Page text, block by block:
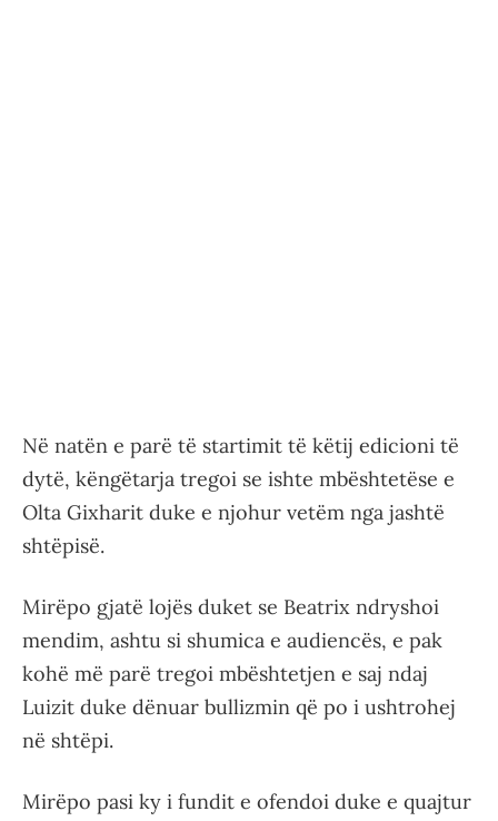
Në natën e parë të startimit të këtij edicioni të
dytë, këngëtarja tregoi se ishte mbështetëse e
Olta Gixharit duke e njohur vetëm nga jashtë
shtëpisë.
Mirëpo gjatë lojës duket se Beatrix ndryshoi
mendim, ashtu si shumica e audiencës, e pak
kohë më parë tregoi mbështetjen e saj ndaj
Luizit duke dënuar bullizmin që po i ushtrohej
në shtëpi.
Mirëpo pasi ky i fundit e ofendoi duke e quajtur